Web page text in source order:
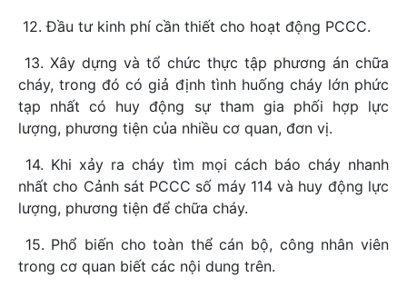
12. Đầu tư kinh phí cần thiết cho hoạt động PCCC.
13. Xây dựng và tổ chức thực tập phương án chữa
cháy, trong đó có giả định tình huống cháy lớn phức
tạp nhất có huy động sự tham gia phối hợp lực
lượng, phương tiện của nhiều cơ quan, đơn vị.
14. Khi xảy ra cháy tìm mọi cách báo cháy nhanh
nhất cho Cảnh sát PCCC số máy 114 và huy động lực
lượng, phương tiện để chữa cháy.
15. Phổ biến cho toàn thể cán bộ, công nhân viên
trong cơ quan biết các nội dung trên.